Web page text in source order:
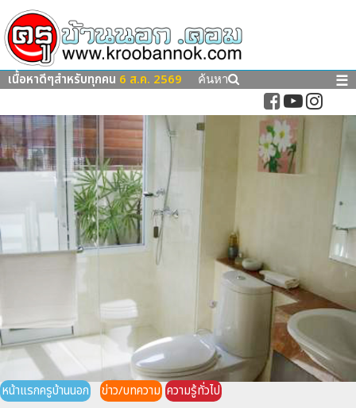
เนื้อหาดีๆสำหรับทุกคน 6 ส.ค. 2569 ค้นหา ☰
หน้าแรกครูบ้านนอก ข่าว/บทความ ความรู้ทั่วไป